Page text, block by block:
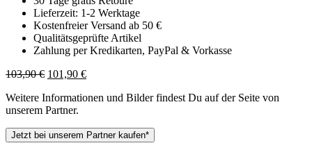
Lieferzeit: 1-2 Werktage
Kostenfreier Versand ab 50 €
Qualitätsgeprüfte Artikel
Zahlung per Kredikarten, PayPal & Vorkasse
103,90€ Ursprünglicher
war:
103,90 €
101,90 €Aktueller
ist:
Weitere Informationen und Bilder findest Du auf der Seite von
unserem Partner.
Jetzt bei unserem Partner kaufen*